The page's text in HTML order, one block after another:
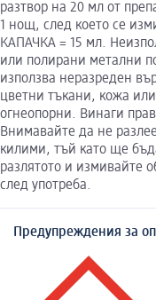
разтвор на 20 мл от
1 нощ, след което се
КАПАЧКА = 15 мл.
или полирани метални
използва неразреден
цветни тъкани, кожа
огнеопорни. Винаги
Внимавайте да не
килими, тъй като ще
разлятото и измивайте
след употреба.
Предупреждения за